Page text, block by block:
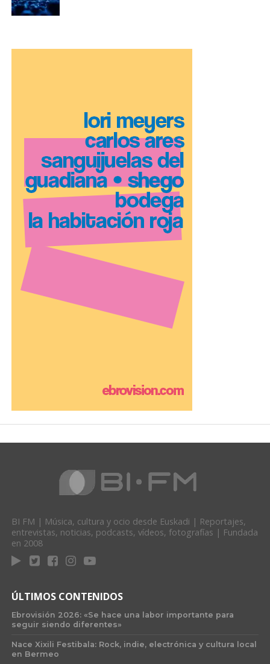
BI FM | Música, cultura y ocio desde Euskadi | Reportajes,
entrevistas, noticias, podcasts, vídeos, fotografías | Fundada
en 2008
ÚLTIMOS CONTENIDOS
Ebrovisión 2026: «Se hace una labor importante para
seguir siendo diferentes»
Nace Xixili Festibala: Rock, indie, electrónica y cultura local
en Bermeo